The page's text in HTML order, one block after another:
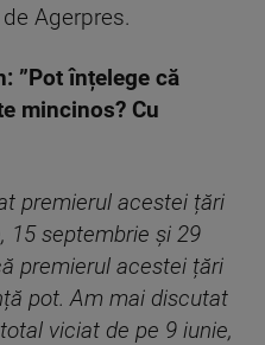
Agerpres.
”Pot înțelege că
mincinos? Cu
premierul acestei țări
15 septembrie și 29
premierul acestei țări
pot. Am mai discutat
viciat de pe 9 iunie,